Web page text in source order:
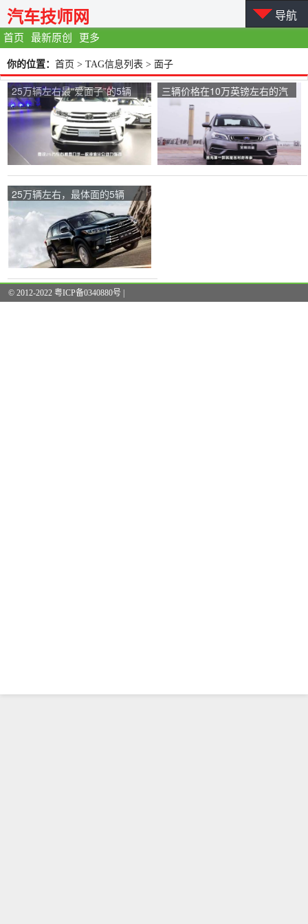
首页 最新原创 更多
汽车技师网 导航
你的位置： 首页 > TAG信息列表 > 面子
25万辆左右最“爱面子”的5辆
车！非常有竞争力
三辆价格在10万英镑左右的汽
车有利于驾驶、提高和挽回面
25万辆左右，最体面的5辆
车！第二段很有竞争力
© 2012-2022 粤ICP备0340880号 |